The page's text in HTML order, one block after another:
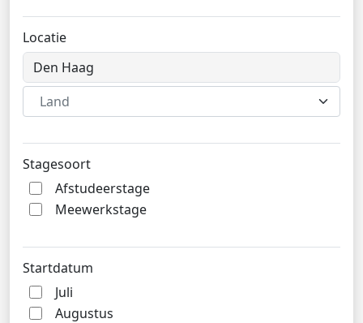
Locatie
Land
Stagesoort
Afstudeerstage
Meewerkstage
Startdatum
Juli
Augustus